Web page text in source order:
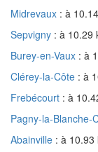
Midrevaux : à
Sepvigny : à 10.29
Burey-en-Vaux : à
Clérey-la-Côte : à
Frebécourt : à
Pagny-la-Blanche-
Abainville : à 10.93